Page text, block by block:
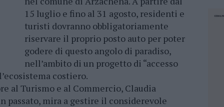
15 luglio e fino al 31 agosto, residenti e
turisti dovranno obbligatoriamente
riservare il proprio posto auto per poter
godere di questo angolo di paradiso,
nell’ambito di un progetto di “accesso
costiero.
al Turismo e al Commercio, Claudia
passato, mira a gestire il considerevole